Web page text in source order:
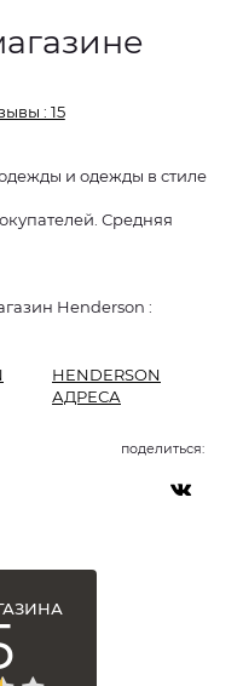
: 15
и одежды в стиле
Средняя
Официальный сайт/интернет-магазин Henderson :
HENDERSON
АДРЕСА
поделиться: